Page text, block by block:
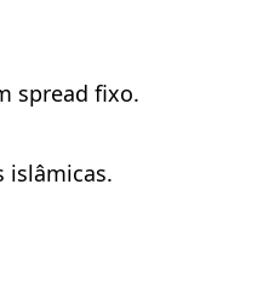
spread fixo.
islâmicas.